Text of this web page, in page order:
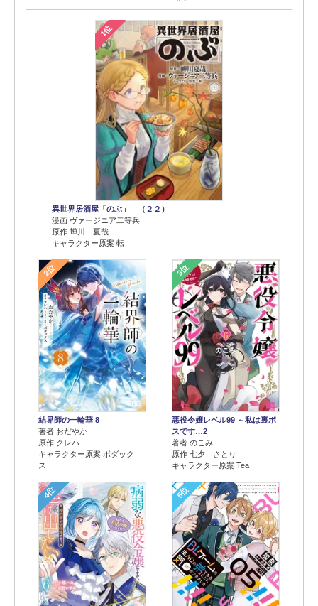
1位
異世界居酒屋「のぶ」 （２２）
漫画 ヴァージニア二等兵
原作 蝉川 夏哉
キャラクター原案 転
2位
結界師の一輪華 8
著者 おだやか
原作 クレハ
キャラクター原案 ボダック
ス
3位
悪役令嬢レベル99 ～私は裏ボ
スです…2
著者 のこみ
原作 七夕 さとり
キャラクター原案 Tea
4位 5位